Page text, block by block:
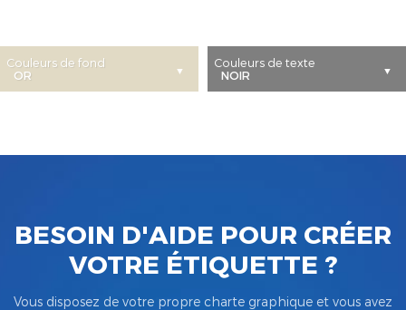
Couleurs de fond Couleurs de texte
BESOIN D'AIDE POUR CRÉER
VOTRE ÉTIQUETTE ?
Vous disposez de votre propre charte graphique et vous avez